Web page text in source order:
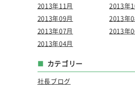
2013年11月
2013年
2013年09月
2013年
2013年07月
2013年
2013年04月
カテゴリー
社長ブログ